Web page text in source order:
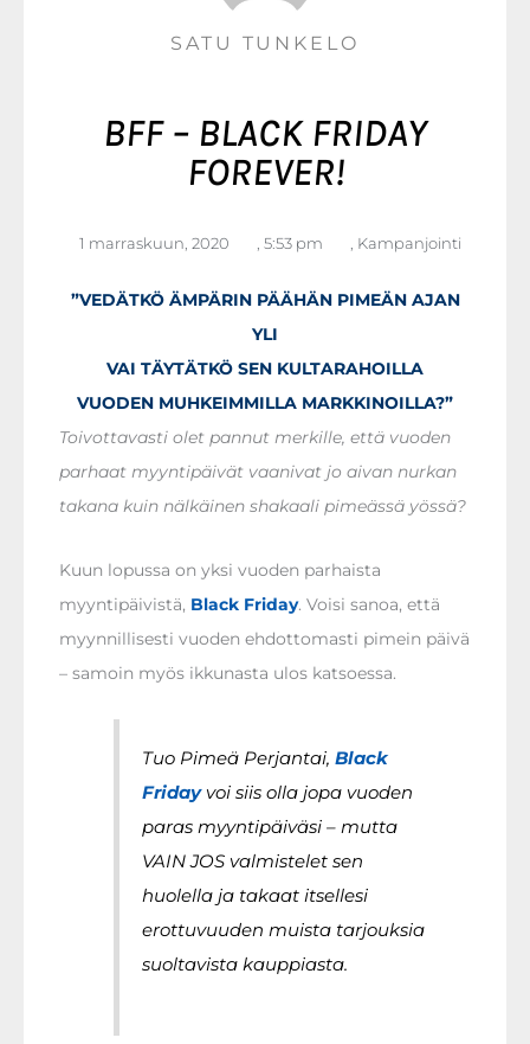
SATU TUNKELO
BFF – BLACK FRIDAY
FOREVER!
1 marraskuun, 2020 5:53 pm Kampanjointi
”VEDÄTKÖ ÄMPÄRIN PÄÄHÄN PIMEÄN AJAN
YLI
VAI TÄYTÄTKÖ SEN KULTARAHOILLA
VUODEN MUHKEIMMILLA MARKKINOILLA?”
Toivottavasti olet pannut merkille, että vuoden
parhaat myyntipäivät vaanivat jo aivan nurkan
takana kuin nälkäinen shakaali pimeässä yössä?
Kuun lopussa on yksi vuoden parhaista
myyntipäivistä, Black Friday. Voisi sanoa, että
myynnillisesti vuoden ehdottomasti pimein päivä
– samoin myös ikkunasta ulos katsoessa.
Tuo Pimeä Perjantai, Black
Fridayvoi siis olla jopa vuoden
paras myyntipäiväsi – mutta
VAIN JOS valmistelet sen
huolella ja takaat itsellesi
erottuvuuden muista tarjouksia
suoltavista kauppiasta.